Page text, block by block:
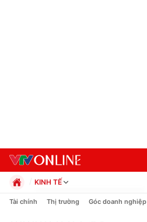
KINH TẾ
Chính trị
Tài chính Thị trường Góc doanh nghiệp